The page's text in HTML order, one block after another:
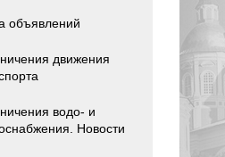
объявлений
движения
водо- и
Новости